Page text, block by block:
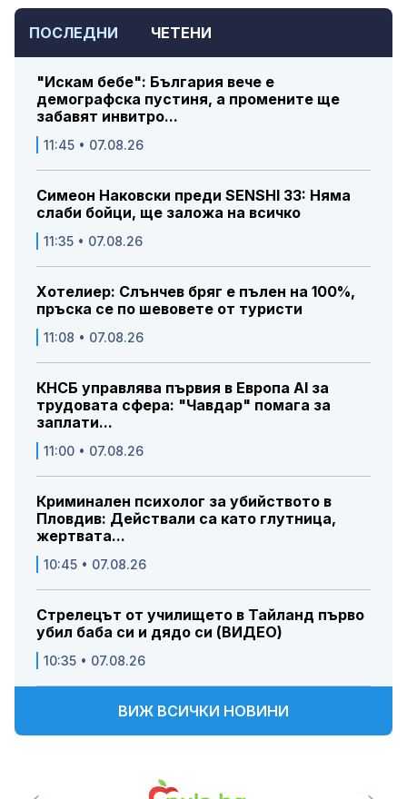
ПОСЛЕДНИ ЧЕТЕНИ
"Искам бебе": България вече е
демографска пустиня, а промените ще
забавят инвитро...
11:45 • 07.08.26
Симеон Наковски преди SENSHI 33: Няма
слаби бойци, ще заложа на всичко
11:35 • 07.08.26
Хотелиер: Слънчев бряг е пълен на 100%,
пръска се по шевовете от туристи
11:08 • 07.08.26
КНСБ управлява първия в Европа AI за
трудовата сфера: "Чавдар" помага за
заплати...
11:00 • 07.08.26
Криминален психолог за убийството в
Пловдив: Действали са като глутница,
жертвата...
10:45 • 07.08.26
Стрелецът от училището в Тайланд първо
убил баба си и дядо си (ВИДЕО)
10:35 • 07.08.26
ВИЖ ВСИЧКИ НОВИНИ